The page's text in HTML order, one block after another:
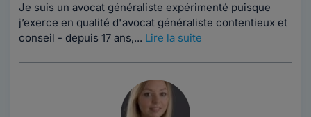
Je suis un avocat généraliste expérimenté puisque
j’exerce en qualité d'avocat généraliste contentieux et
conseil - depuis 17 ans,... Lire la suite